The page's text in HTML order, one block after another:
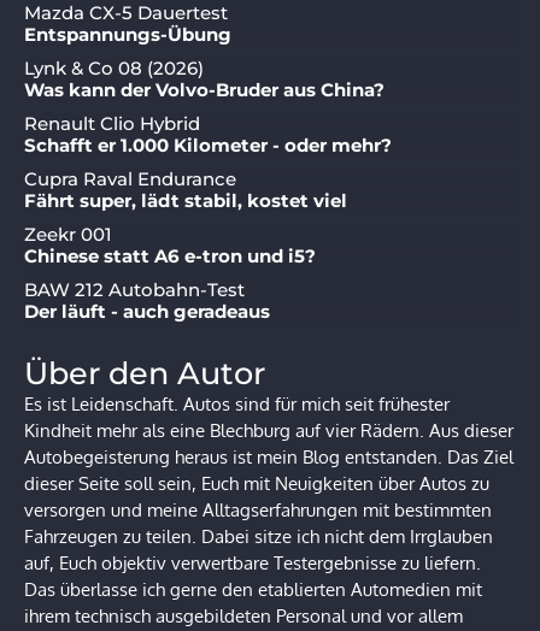
Mazda CX-5 Dauertest
Entspannungs-Übung
Lynk & Co 08 (2026)
Was kann der Volvo-Bruder aus China?
Renault Clio Hybrid
Schafft er 1.000 Kilometer - oder mehr?
Cupra Raval Endurance
Fährt super, lädt stabil, kostet viel
Zeekr 001
Chinese statt A6 e-tron und i5?
BAW 212 Autobahn-Test
Der läuft - auch geradeaus
Über den Autor
Es ist Leidenschaft. Autos sind für mich seit frühester
Kindheit mehr als eine Blechburg auf vier Rädern. Aus dieser
Autobegeisterung heraus ist mein Blog entstanden. Das Ziel
dieser Seite soll sein, Euch mit Neuigkeiten über Autos zu
versorgen und meine Alltagserfahrungen mit bestimmten
Fahrzeugen zu teilen. Dabei sitze ich nicht dem Irrglauben
auf, Euch objektiv verwertbare Testergebnisse zu liefern.
Das überlasse ich gerne den etablierten Automedien mit
ihrem technisch ausgebildeten Personal und vor allem